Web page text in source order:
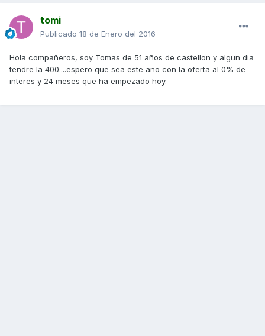
tomi
Publicado 18 de Enero del 2016
Hola compañeros, soy Tomas de 51 años de castellon y algun dia
tendre la 400....espero que sea este año con la oferta al 0% de
interes y 24 meses que ha empezado hoy.